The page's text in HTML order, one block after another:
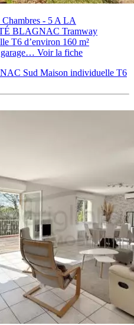
Chambres - 5 A LA
BLAGNAC Tramway
T6 d’environ 160 m²
garage… Voir la fiche
Sud Maison individuelle T6